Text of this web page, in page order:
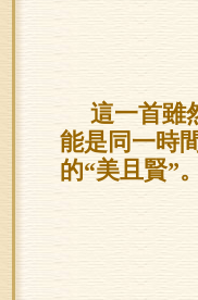
這一首雖
能是同一時
的“美且賢”